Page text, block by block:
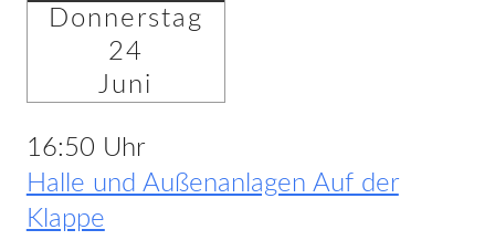
Donnerstag
24
Juni
16:50 Uhr
Halle und Außenanlagen Auf der
Klappe